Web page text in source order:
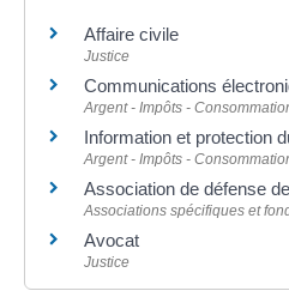
Affaire civile
Justice
Communications
Argent - Impôts -
Information et protection
Argent - Impôts -
Association de défense
Associations spécifiques et
Avocat
Justice